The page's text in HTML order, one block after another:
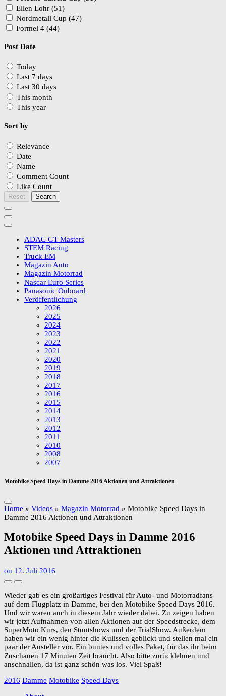
Ellen Lohr (51)
Nordmetall Cup (47)
Formel 4 (44)
Post Date
Today
Last 7 days
Last 30 days
This month
This year
Sort by
Relevance
Date
Name
Comment Count
Like Count
Reset Search
ADAC GT Masters
STEM Racing
Truck EM
Magazin Auto
Magazin Motorrad
Nascar Euro Series
Panasonic Onboard
Veröffentlichung
2026
2025
2024
2023
2022
2021
2020
2019
2018
2017
2016
2015
2014
2013
2012
2011
2010
2008
2007
Motobike Speed Days in Damme 2016 Aktionen und Attraktionen
Home » Videos » Magazin Motorrad » Motobike Speed Days in
Damme 2016 Aktionen und Attraktionen
Motobike Speed Days in Damme 2016
Aktionen und Attraktionen
on 12. Juli 2016
Wieder gab es ein großartiges Festival für Auto- und Motorradfans
auf dem Flugplatz in Damme, bei den Motobike Speed Days 2016.
Und wir waren auch in diesem Jahr wieder dabei. Zu zeigen haben
wir jetzt Aufnahmen von allen Aktionen auf der Speedstrecke, dem
SuperMoto Kurs, den Stuntshows und der TrialShow. Außerdem
haben wir ein wenig hinter die Kulissen geblickt und stellen mal ein
paar der Austeller vor. Ein buntes und volles Paket, für das ihr beim
Zuschauen 17 Minuten Zeit braucht. Also bitte zurücklehnen und
anschnallen, da ist ganz schön was los. Viel Spaß!
2016 Damme Motobike Speed Days